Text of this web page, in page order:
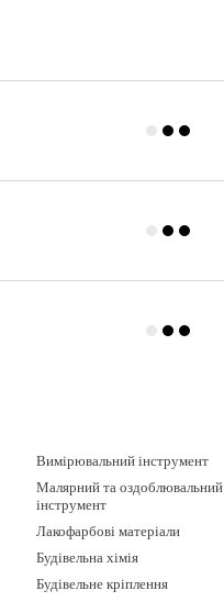
Вимірювальний інструмент
Малярний та оздоблювальний
інструмент
Лакофарбові матеріали
Будівельна хімія
Будівельне кріплення